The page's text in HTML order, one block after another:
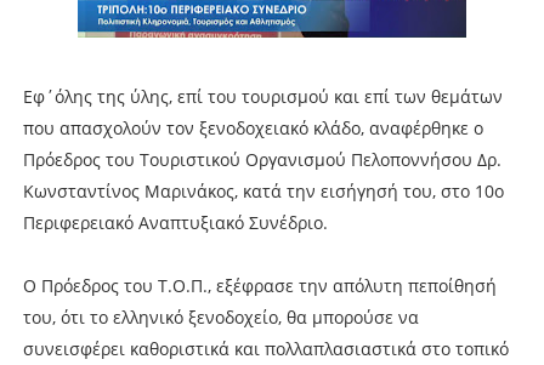
Εφ΄όλης της ύλης, επί του τουρισμού και επί των θεμάτων
που απασχολούν τον ξενοδοχειακό κλάδο, αναφέρθηκε ο
Πρόεδρος του Τουριστικού Οργανισμού Πελοποννήσου Δρ.
Κωνσταντίνος Μαρινάκος, κατά την εισήγησή του, στο 10ο
Περιφερειακό Αναπτυξιακό Συνέδριο.
Ο Πρόεδρος του Τ.Ο.Π., εξέφρασε την απόλυτη πεποίθησή
του, ότι το ελληνικό ξενοδοχείο, θα μπορούσε να
συνεισφέρει καθοριστικά και πολλαπλασιαστικά στο τοπικό